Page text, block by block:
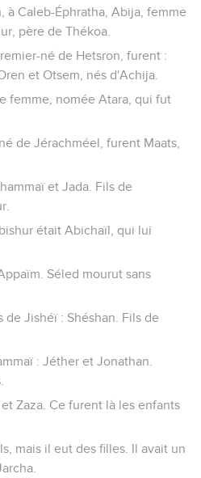
à Caleb-Éphratha, Abija, femme
père de Thékoa.
né de Hetsron, furent :
et Otsem, nés d'Achija.
femme, nomée Atara, qui fut
de Jérachméel, furent Maats,
et Jada. Fils de
était Abichaïl, qui lui
Séled mourut sans
de Jishéï : Shéshan. Fils de
: Jéther et Jonathan.
Zaza. Ce furent là les enfants
mais il eut des filles. Il avait un